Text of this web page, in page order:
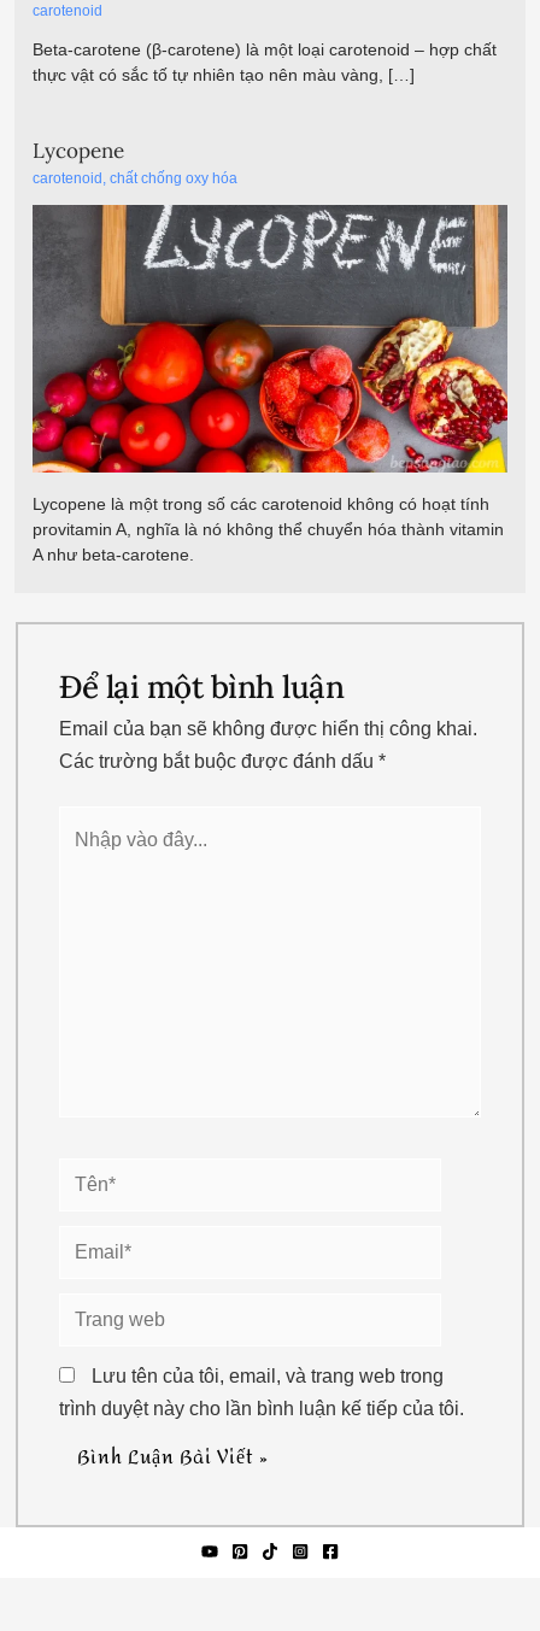
carotenoid
Beta-carotene (β-carotene) là một loại carotenoid – hợp chất
thực vật có sắc tố tự nhiên tạo nên màu vàng, […]
Lycopene
carotenoid , chất chống oxy hóa
Lycopene là một trong số các carotenoid không có hoạt tính
provitamin A, nghĩa là nó không thể chuyển hóa thành vitamin
A như beta-carotene.
Để lại một bình luận
Email của bạn sẽ không được hiển thị công khai.
Các trường bắt buộc được đánh dấu*
Tên*
Email*
Trang
Lưu tên của tôi, email, và trang web trong
trình duyệt này cho lần bình luận kế tiếp của tôi.